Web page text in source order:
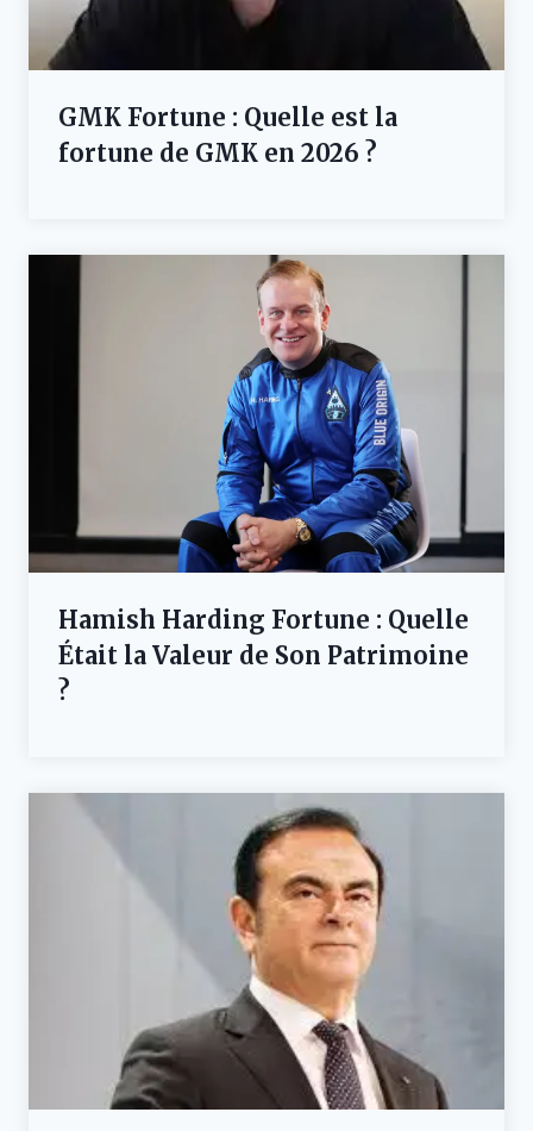
GMK Fortune : Quelle est la
fortune de GMK en 2026 ?
Hamish Harding Fortune : Quelle
Était la Valeur de Son Patrimoine
?